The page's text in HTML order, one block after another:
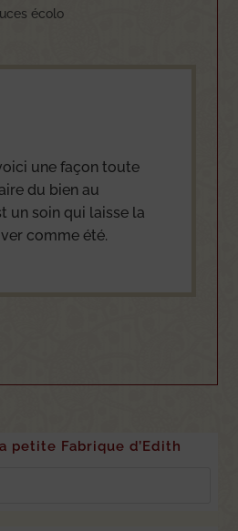
écolo
une façon toute
du bien au
un soin qui laisse la
comme été.
petite Fabrique d’Edith